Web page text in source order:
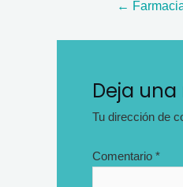
Navegación
←
Deja
Tu dirección de
Comentario *